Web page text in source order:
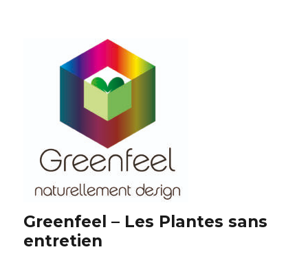
Greenfeel – Les Plantes sans
entretien